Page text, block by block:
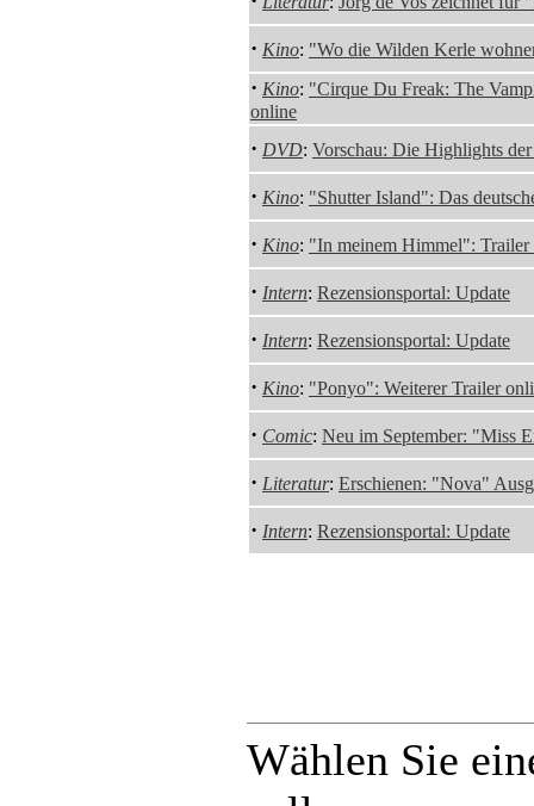
· Kino: "Wo die Wilden Kerle
· Kino: "Cirque Du Freak: The
online
· DVD: Vorschau: Die Highlights
· Kino: "Shutter Island": Das
· Kino: "In meinem Himmel": Trailer
· Intern: Rezensionsportal: Update
· Intern: Rezensionsportal: Update
· Kino: "Ponyo": Weiterer Trailer
· Comic: Neu im September: "Miss
· Literatur: Erschienen: "Nova"
· Intern: Rezensionsportal: Update
Wählen Sie